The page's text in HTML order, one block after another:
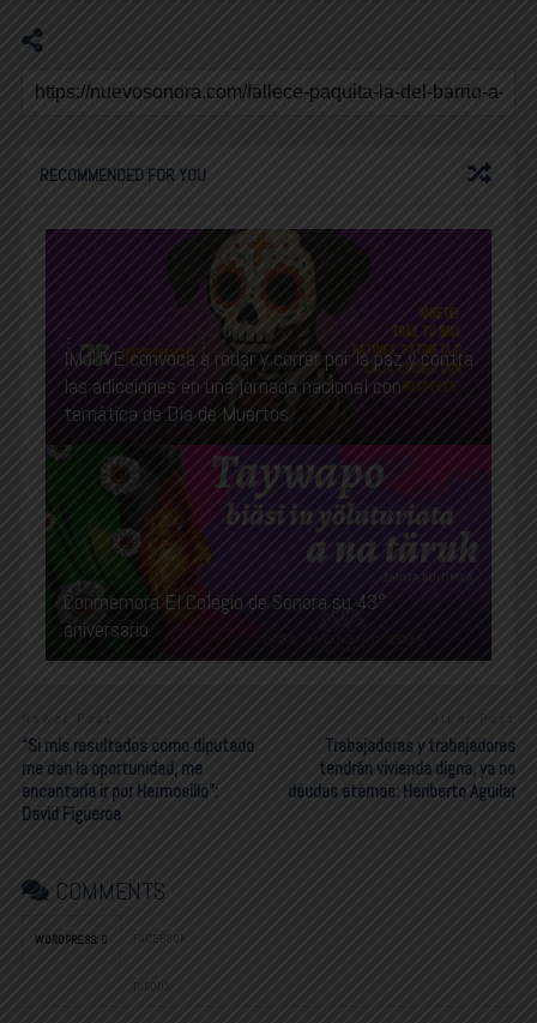
RECOMMENDED FOR YOU
IMJUVE convoca a rodar y correr por la paz y contra
las adicciones en una jornada nacional con
temática de Día de Muertos
Conmemora El Colegio de Sonora su 43°
aniversario.
Newer Post
“Si mis resultados como diputado
me dan la oportunidad, me
encantaría ir por Hermosillo”:
David Figueroa
Older Post
Trabajadoras y trabajadores
tendrán vivienda digna, ya no
deudas eternas: Heriberto Aguilar
COMMENTS
WORDPRESS: 0 FACEBOOK:
DISQUS: